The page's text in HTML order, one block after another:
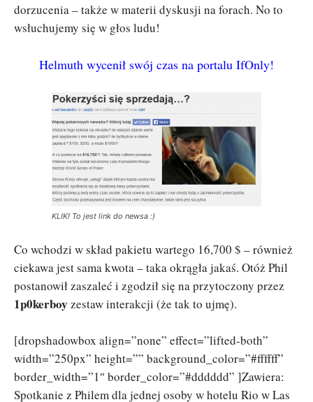
dorzucenia – także w materii dyskusji na forach. No to
wsłuchujemy się w głos ludu!
Helmuth wycenił swój czas na portalu IfOnly!
KLIK! To jest link do newsa :)
Co wchodzi w skład pakietu wartego 16,700 $ – również
ciekawa jest sama kwota – taka okrągła jakaś. Otóż Phil
postanowił zaszaleć i zgodził się na przytoczony przez
1p0kerboy zestaw interakcji (że tak to ujmę).
[dropshadowbox align=”none” effect=”lifted-both”
width=”250px” height=”” background_color=”#ffffff”
border_width=”1″ border_color=”#dddddd” ]Zawiera:
Spotkanie z Philem dla jednej osoby w hotelu Rio w Las